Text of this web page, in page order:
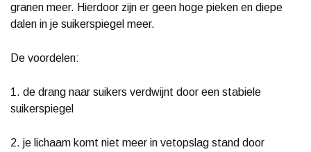
granen meer. Hierdoor zijn er geen hoge pieken en diepe
dalen in je suikerspiegel meer.
De voordelen:
1. de drang naar suikers verdwijnt door een stabiele
suikerspiegel
2. je lichaam komt niet meer in vetopslag stand door